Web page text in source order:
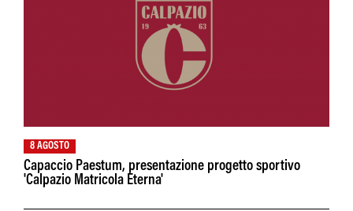
8 AGOSTO
Capaccio Paestum, presentazione progetto sportivo
'Calpazio Matricola Eterna'